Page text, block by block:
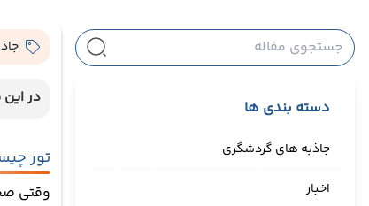
دسته بندی ها
جاذبه های گردشگری
اخبار
در
تور
وقتی